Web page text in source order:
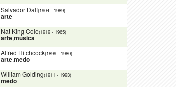
Salvador Dalí(1904 - 1989)
arte
Nat King Cole(1919 - 1965)
arte,música
Alfred Hitchcock(1899 - 1980)
arte,medo
William Golding(1911 - 1993)
medo